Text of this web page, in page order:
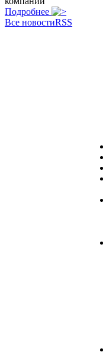
Подробнее
Все новостиRSS